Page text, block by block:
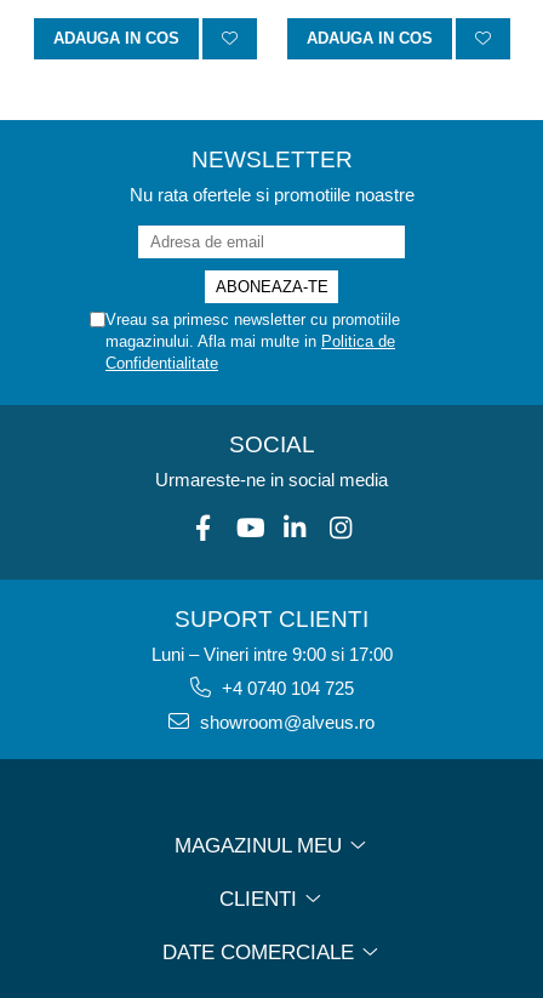
ADAUGA IN COS ADAUGA IN COS
NEWSLETTER
Nu rata ofertele si promotiile noastre
Vreau sa primesc newsletter cu promotiile
magazinului. Afla mai multe in Politica de
Confidentialitate
SOCIAL
Urmareste-ne in social media
SUPORT CLIENTI
Luni – Vineri intre 9:00 si 17:00
+4 0740 104 725
showroom@alveus.ro
MAGAZINUL MEU
CLIENTI
DATE COMERCIALE